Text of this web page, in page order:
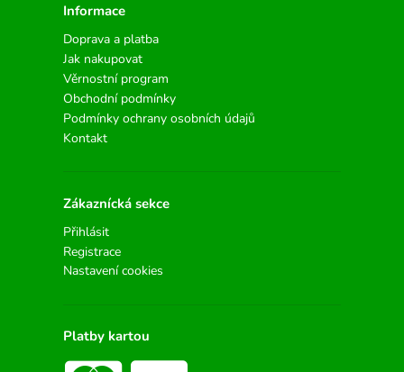
Informace
Doprava a platba
Jak nakupovat
Věrnostní program
Obchodní podmínky
Podmínky ochrany osobních údajů
Kontakt
Zákaznícká sekce
Přihlásit
Registrace
Nastavení cookies
Platby kartou